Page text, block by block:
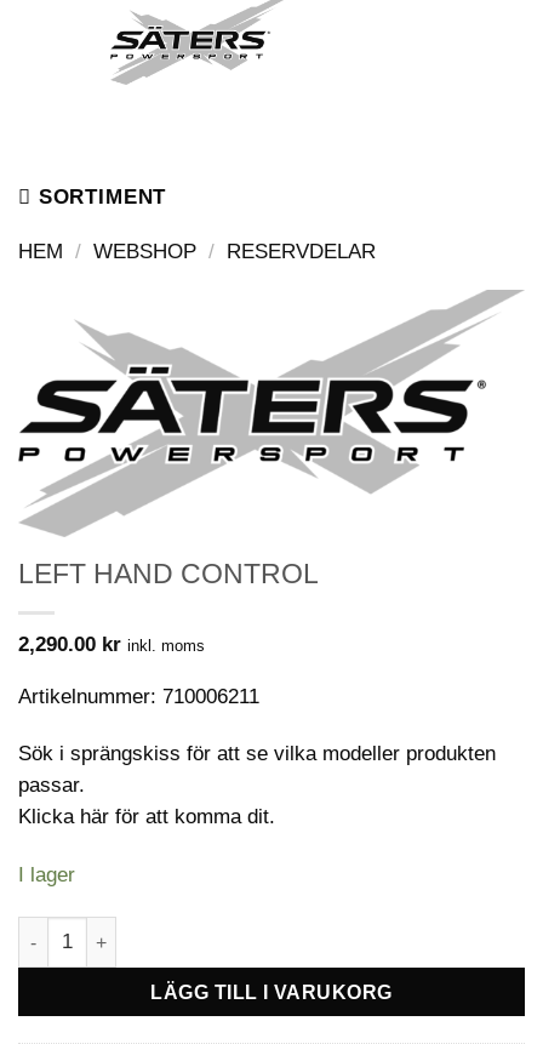
SORTIMENT
HEM / WEBSHOP / RESERVDELAR
LEFT HAND CONTROL
2,290.00 kr inkl. moms
Artikelnummer: 710006211
Sök i sprängskiss för att se vilka modeller produkten
passar.
Klicka här för att komma dit.
I lager
LEFT HAND CONTROL mängd
LÄGG TILL I VARUKORG